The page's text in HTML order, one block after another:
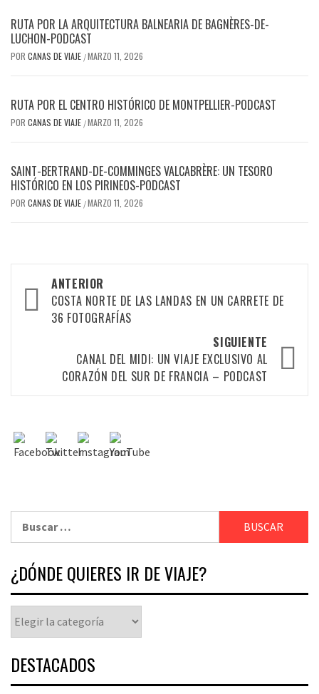
RUTA POR LA ARQUITECTURA BALNEARIA DE BAGNÈRES-DE-
LUCHON-PODCAST
POR CANAS DE VIAJE /MARZO 11, 2026
RUTA POR EL CENTRO HISTÓRICO DE MONTPELLIER-PODCAST
POR CANAS DE VIAJE /MARZO 11, 2026
SAINT-BERTRAND-DE-COMMINGES VALCABRÈRE: UN TESORO
HISTÓRICO EN LOS PIRINEOS-PODCAST
POR CANAS DE VIAJE /MARZO 11, 2026
ANTERIOR
COSTA NORTE DE LAS LANDAS EN UN CARRETE DE
36 FOTOGRAFÍAS
SIGUIENTE
CANAL DEL MIDI: UN VIAJE EXCLUSIVO AL
CORAZÓN DEL SUR DE FRANCIA – PODCAST
¿DÓNDE QUIERES IR DE VIAJE?
DESTACADOS